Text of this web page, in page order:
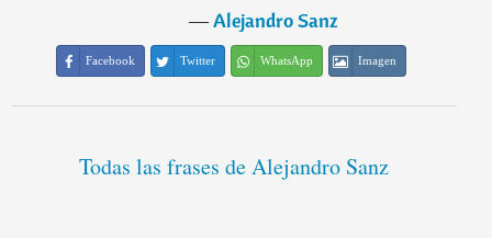
―Alejandro Sanz
Facebook Twitter WhatsApp Imagen
Todas las frases de Alejandro Sanz